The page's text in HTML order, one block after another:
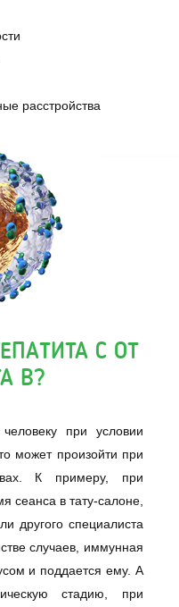
расстройства
С ОТ
В?
при условии
может произойти при
К примеру, при
сеанса в тату-салоне,
другого специалиста
случаев, иммунная
и поддается ему. А
стадию, при